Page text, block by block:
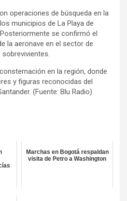
operaciones de búsqueda en la
municipios de La Playa de
se confirmó el
la aeronave en el sector de
en la región, donde
y figuras reconocidas del
(Fuente: Blu Radio)
Marchas en Bogotá respaldan
visita de Petro a Washington